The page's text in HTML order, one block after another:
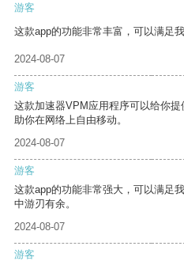
游客
这款app的功能非常丰富，可以满足
2024-08-07
游客
这款加速器VPM应用程序可以给你
助你在网络上自由移动。
2024-08-07
游客
这款app的功能非常强大，可以满足
中游刃有余。
2024-08-07
游客